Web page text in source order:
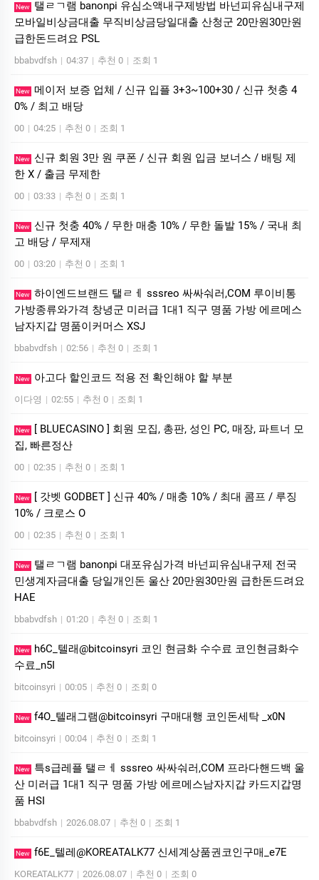
New
탤ㄹㄱ램 banonpi 유심소액내구제방법 바넌피유심내구제
모바일비상금대출 무직비상금당일대출 산청군 20만원30만원
급한돈드려요 PSL
bbabvdfsh | 04:37 | 추천 0 | 조회 1
New 메이저 보증 업체 / 신규 입플 3+3~100+30 / 신규 첫충 4
0% / 최고 배당
00 | 04:25 | 추천 0 | 조회 1
New
신규 회원 3만 원 쿠폰 / 신규 회원 입금 보너스 / 배팅 제
한 X / 출금 무제한
00 | 03:33 | 추천 0 | 조회 1
New
신규 첫충 40% / 무한 매충 10% / 무한 돌발 15% / 국내 최
고 배당 / 무제재
00 | 03:20 | 추천 0 | 조회 1
New 하이엔드브랜드 탤ㄹㅔ sssreo 싸싸숴러,COM 루이비통
가방종류와가격 창녕군 미러급 1대1 직구 명품 가방 에르메스
남자지갑 명품이커머스 XSJ
bbabvdfsh | 02:56 | 추천 0 | 조회 1
New 아고다 할인코드 적용 전 확인해야 할 부분
이다영 | 02:55 | 추천 0 | 조회 1
New
[ BLUECASINO ] 회원 모집, 총판, 성인 PC, 매장, 파트너 모
집, 빠른정산
00 | 02:35 | 추천 0 | 조회 1
New
[ 갓벳 GODBET ] 신규 40% / 매충 10% / 최대 콤프 / 루징
10% / 크로스 O
00 | 02:35 | 추천 0 | 조회 1
New
탤ㄹㄱ램 banonpi 대포유심가격 바넌피유심내구제 전국
민생계자금대출 당일개인돈 울산 20만원30만원 급한돈드려요
HAE
bbabvdfsh | 01:20 | 추천 0 | 조회 1
New
h6C_텔래@bitcoinsyri 코인 현금화 수수료 코인현금화수
수료_n5I
bitcoinsyri | 00:05 | 추천 0 | 조회 0
New f4O_텔래그램@bitcoinsyri 구매대행 코인돈세탁 _x0N
bitcoinsyri | 00:04 | 추천 0 | 조회 1
New
특s급레플 탤ㄹㅔ sssreo 싸싸숴러,COM 프라다핸드백 울
산 미러급 1대1 직구 명품 가방 에르메스남자지갑 카드지갑명
품 HSI
bbabvdfsh | 2026.08.07 | 추천 0 | 조회 1
New f6E_텔레@KOREATALK77 신세계상품권코인구매_e7E
KOREATALK77 | 2026.08.07 | 추천 0 | 조회 0